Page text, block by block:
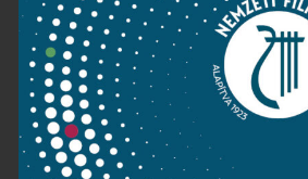
Közérdekű adatok
Sajtószoba
Adatvédelem
Impresszum